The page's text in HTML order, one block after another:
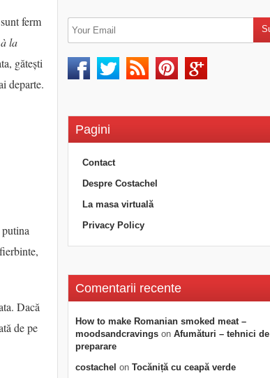
ferm
la
gătești
departe.
Dacă
de pe
Pagini
Contact
Despre Costachel
La masa virtuală
Privacy Policy
Comentarii recente
How to make Romanian smoked meat –
moodsandcravings on Afumături – tehnici de
preparare
costachel on Tocăniță cu ceapă verde